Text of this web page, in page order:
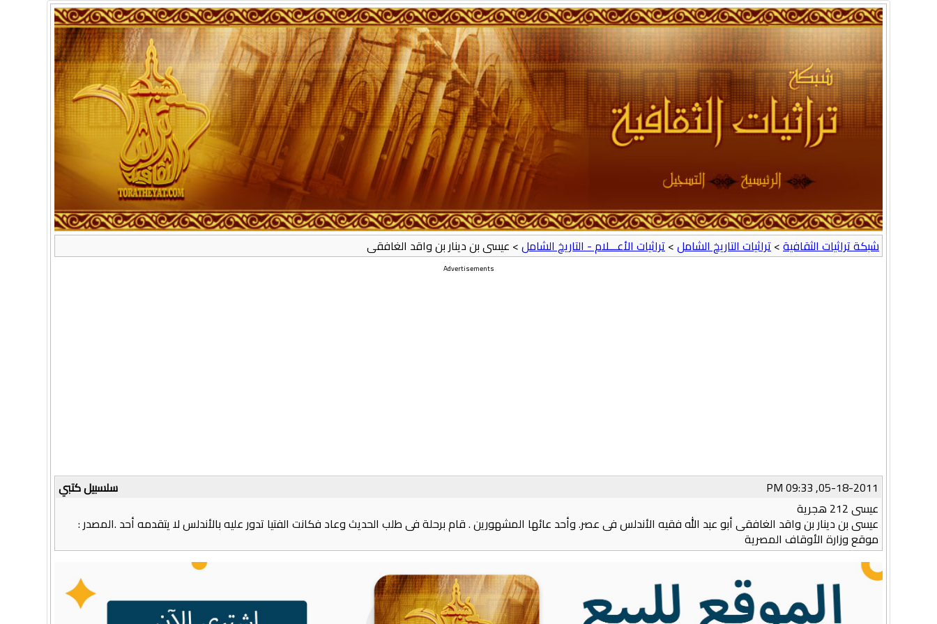
شبكة تراثيات الثقافية>تراثيات التاريخ الشامل>تراثيات الأعـــلام - التاريخ الشامل> عيسى بن دينار بن واقد الغافقى
Advertisements
سلسبيل كتبي
05-18-2011, 09:33 PM
عيسى 212 هجرية
عيسى بن دينار بن واقد الغافقى أبو عبد الله فقيه الأندلس فى عصر. وأحد عائها المشهورين . قام برحلة فى طلب الحديث وعاد فكانت الفتيا تدور عليه بالأندلس لا يتقدمه أحد .المصدر :
موقع وزارة الأوقاف المصرية